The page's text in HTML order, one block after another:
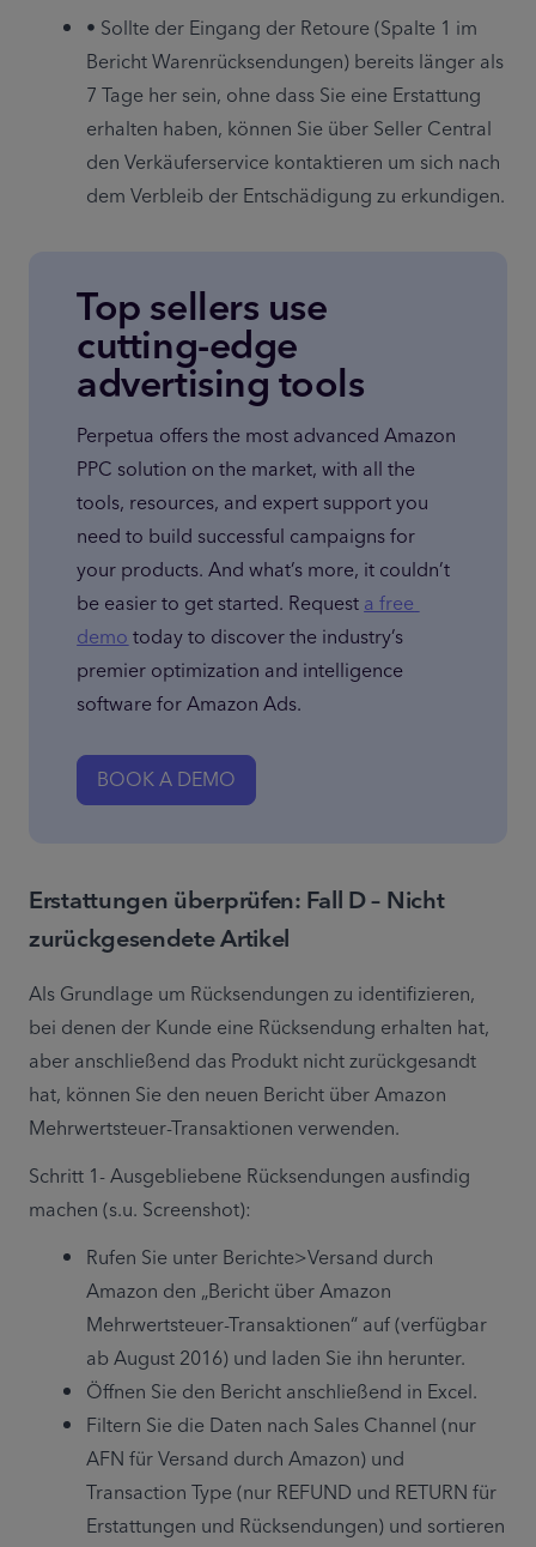
• Sollte der Eingang der Retoure (Spalte 1 im
Bericht Warenrücksendungen) bereits länger als
7 Tage her sein, ohne dass Sie eine Erstattung
erhalten haben, können Sie über Seller Central
den Verkäuferservice kontaktieren um sich nach
dem Verbleib der Entschädigung zu erkundigen.
Top sellers use
cutting-edge
advertising tools
Perpetua offers the most advanced Amazon
PPC solution on the market, with all the
tools, resources, and expert support you
need to build successful campaigns for
your products. And what’s more, it couldn’t
be easier to get started. Request a free
demo today to discover the industry’s
premier optimization and intelligence
software for Amazon Ads.
BOOK A DEMO
Erstattungen überprüfen: Fall D – Nicht
zurückgesendete Artikel
Als Grundlage um Rücksendungen zu identifizieren,
bei denen der Kunde eine Rücksendung erhalten hat,
aber anschließend das Produkt nicht zurückgesandt
hat, können Sie den neuen Bericht über Amazon
Mehrwertsteuer-Transaktionen verwenden.
Schritt 1- Ausgebliebene Rücksendungen ausfindig
machen (s.u. Screenshot):
Rufen Sie unter Berichte>Versand durch
Amazon den „Bericht über Amazon
Mehrwertsteuer-Transaktionen“ auf (verfügbar
ab August 2016) und laden Sie ihn herunter.
Öffnen Sie den Bericht anschließend in Excel.
Filtern Sie die Daten nach Sales Channel (nur
AFN für Versand durch Amazon) und
Transaction Type (nur REFUND und RETURN für
Erstattungen und Rücksendungen) und sortieren